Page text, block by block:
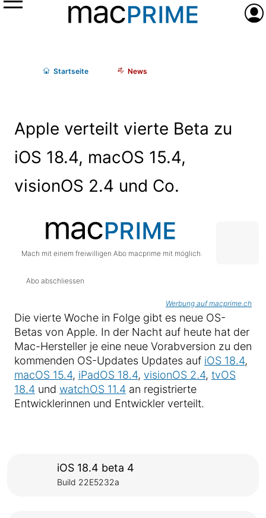
Menü
Startseite News
Apple verteilt vierte Beta zu
iOS 18.4, macOS 15.4,
visionOS 2.4 und Co.
Mach mit einem freiwilligen Abo macprime mit möglich.
Abo abschliessen
Werbung auf macprime.ch
Die vierte Woche in Folge gibt es neue OS-
Betas von Apple. In der Nacht auf heute hat der
Mac-Hersteller je eine neue Vorabversion zu den
kommenden OS-Updates Updates auf iOS 18.4,
macOS 15.4, iPadOS 18.4, visionOS 2.4, tvOS
18.4 und watchOS 11.4 an registrierte
Entwicklerinnen und Entwickler verteilt.
iOS 18.4 beta 4
Build 22E5232a